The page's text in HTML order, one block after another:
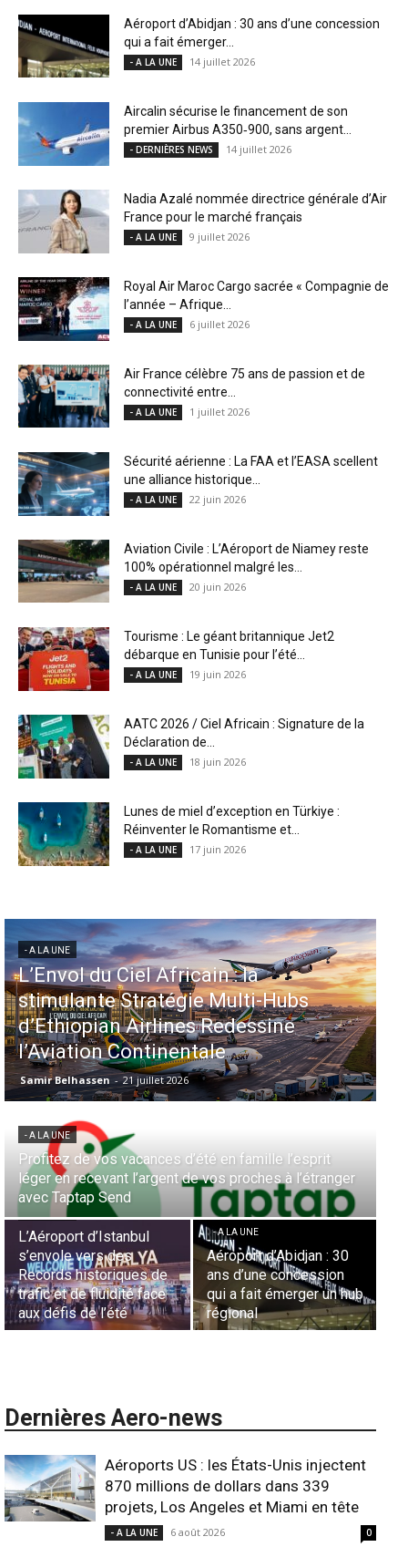
Aéroport d’Abidjan : 30 ans d’une concession
qui a fait émerger...
- A LA UNE 14 juillet 2026
Aircalin sécurise le financement de son
premier Airbus A350‑900, sans argent...
- DERNIÈRES NEWS 14 juillet 2026
Nadia Azalé nommée directrice générale d’Air
France pour le marché français
- A LA UNE 9 juillet 2026
Royal Air Maroc Cargo sacrée « Compagnie de
l’année – Afrique...
- A LA UNE 6 juillet 2026
Air France célèbre 75 ans de passion et de
connectivité entre...
- A LA UNE 1 juillet 2026
Sécurité aérienne : La FAA et l’EASA scellent
une alliance historique...
- A LA UNE 22 juin 2026
Aviation Civile : L’Aéroport de Niamey reste
100% opérationnel malgré les...
- A LA UNE 20 juin 2026
Tourisme : Le géant britannique Jet2
débarque en Tunisie pour l’été...
- A LA UNE 19 juin 2026
AATC 2026 / Ciel Africain : Signature de la
Déclaration de...
- A LA UNE 18 juin 2026
Lunes de miel d’exception en Türkiye :
Réinventer le Romantisme et...
- A LA UNE 17 juin 2026
- A LA UNE
L’Envol du Ciel Africain : la
stimulante Stratégie Multi-Hubs
d’Ethiopian Airlines Redessine
l’Aviation Continentale
Samir Belhassen - 21 juillet 2026
- A LA UNE
Profitez de vos vacances d’été en famille l’esprit
léger en recevant l’argent de vos proches à l’étranger
avec Taptap Send
L’Aéroport d’Istanbul
s’envole vers des
Records historiques de
trafic et de fluidité face
aux défis de l’été
- A LA UNE
Aéroport d’Abidjan : 30
ans d’une concession
qui a fait émerger un hub
régional
Dernières Aero-news
Aéroports US : les États-Unis injectent
870 millions de dollars dans 339
projets, Los Angeles et Miami en tête
- A LA UNE 6 août 2026 0